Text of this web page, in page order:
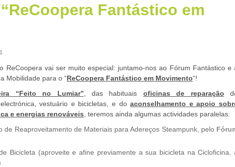
Fantástico em
ReCoopera vai ser muito especial: juntamo-nos ao Fórum Fantástico e
Mobilidade para o “ReCoopera Fantástico em Movimento“!
“Feito no Lumiar” , das habituais oficinas de reparação
vestuário e bicicletas, e doaconselhamento e apoio
e energias renováveis , teremos ainda algumas actividades paralelas:
de Reaproveitamento de Materiais para Adereços Steampunk, pelo
Bicicleta (aproveite e afine previamente a sua bicicleta na Cicloficina,